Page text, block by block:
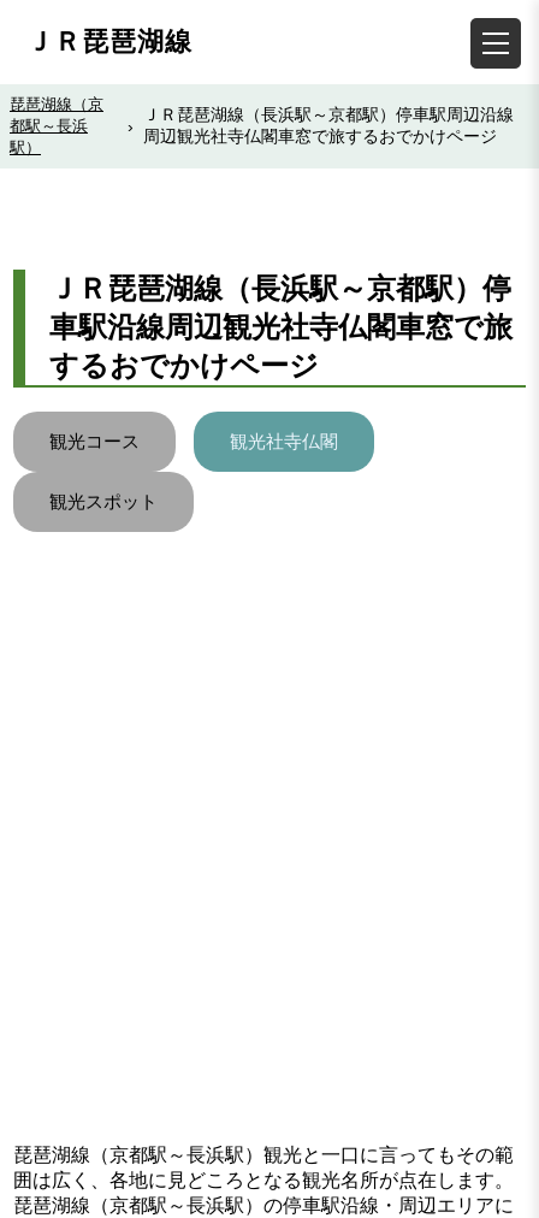
ＪＲ琵琶湖線
琵琶湖線（京
都駅～長浜
駅）
›
ＪＲ琵琶湖線（長浜駅～京都駅）停車駅周辺沿線
周辺観光社寺仏閣車窓で旅するおでかけページ
ＪＲ琵琶湖線（長浜駅～京都駅）停
車駅沿線周辺観光社寺仏閣車窓で旅
するおでかけページ
観光コース 観光社寺仏閣
観光スポット
琵琶湖線（京都駅～長浜駅）観光と一口に言ってもその範
囲は広く、各地に見どころとなる観光名所が点在します。
琵琶湖線（京都駅～長浜駅）の停車駅沿線・周辺エリアに